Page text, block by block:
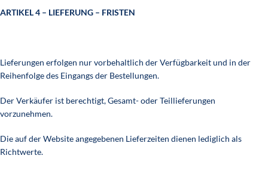
ARTIKEL 4 – LIEFERUNG – FRISTEN
Lieferungen erfolgen nur vorbehaltlich der Verfügbarkeit und in der
Reihenfolge des Eingangs der Bestellungen.
Der Verkäufer ist berechtigt, Gesamt- oder Teillieferungen
vorzunehmen.
Die auf der Website angegebenen Lieferzeiten dienen lediglich als
Richtwerte.